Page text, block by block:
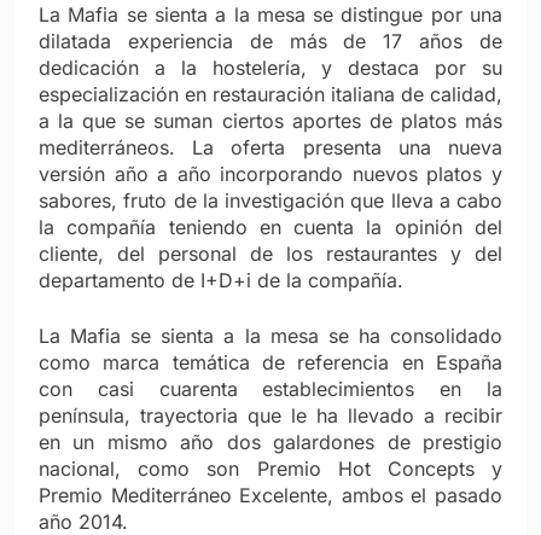
La Mafia se sienta a la mesa se distingue por una
dilatada experiencia de más de 17 años de
dedicación a la hostelería, y destaca por su
especialización en restauración italiana de calidad,
a la que se suman ciertos aportes de platos más
mediterráneos. La oferta presenta una nueva
versión año a año incorporando nuevos platos y
sabores, fruto de la investigación que lleva a cabo
la compañía teniendo en cuenta la opinión del
cliente, del personal de los restaurantes y del
departamento de I+D+i de la compañía.
La Mafia se sienta a la mesa se ha consolidado
como marca temática de referencia en España
con casi cuarenta establecimientos en la
península, trayectoria que le ha llevado a recibir
en un mismo año dos galardones de prestigio
nacional, como son Premio Hot Concepts y
Premio Mediterráneo Excelente, ambos el pasado
año 2014.